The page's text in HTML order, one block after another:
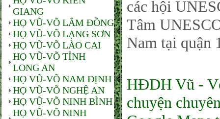
GIANG
HỌ VŨ-VÕ LÂM ĐỒNG
HỌ VŨ-VÕ LẠNG SƠN
HỌ VŨ-VÕ LÀO CAI
HỌ VŨ-VÕ TỈNH
LONG AN
HỌ VŨ-VÕ NAM ĐỊNH
HỌ VŨ-VÕ NGHỆ AN
HỌ VŨ-VÕ NINH BÌNH
HỌ VŨ-VÕ NINH
các hội
Tâm
Nam tại quận
HĐDH Vũ -
chuyện